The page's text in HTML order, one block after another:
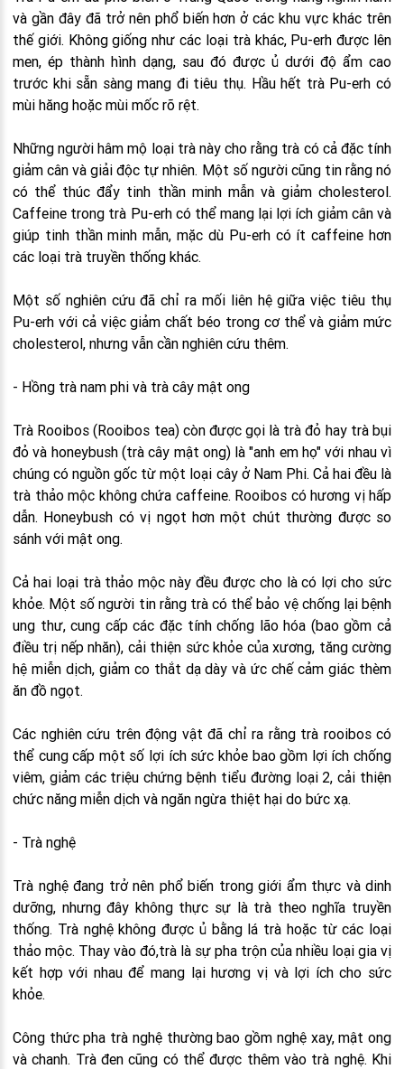
và gần đây đã trở nên phổ biến hơn ở các khu vực khác trên
thế giới. Không giống như các loại trà khác, Pu-erh được lên
men, ép thành hình dạng, sau đó được ủ dưới độ ẩm cao
trước khi sẵn sàng mang đi tiêu thụ. Hầu hết trà Pu-erh có
mùi hăng hoặc mùi mốc rõ rệt.
Những người hâm mộ loại trà này cho rằng trà có cả đặc tính
giảm cân và giải độc tự nhiên. Một số người cũng tin rằng nó
có thể thúc đẩy tinh thần minh mẫn và giảm cholesterol.
Caffeine trong trà Pu-erh có thể mang lại lợi ích giảm cân và
giúp tinh thần minh mẫn, mặc dù Pu-erh có ít caffeine hơn
các loại trà truyền thống khác.
Một số nghiên cứu đã chỉ ra mối liên hệ giữa việc tiêu thụ
Pu-erh với cả việc giảm chất béo trong cơ thể và giảm mức
cholesterol, nhưng vẫn cần nghiên cứu thêm.
- Hồng trà nam phi và trà cây mật ong
Trà Rooibos (Rooibos tea) còn được gọi là trà đỏ hay trà bụi
đỏ và honeybush (trà cây mật ong) là "anh em họ" với nhau vì
chúng có nguồn gốc từ một loại cây ở Nam Phi. Cả hai đều là
trà thảo mộc không chứa caffeine. Rooibos có hương vị hấp
dẫn. Honeybush có vị ngọt hơn một chút thường được so
sánh với mật ong.
Cả hai loại trà thảo mộc này đều được cho là có lợi cho sức
khỏe. Một số người tin rằng trà có thể bảo vệ chống lại bệnh
ung thư, cung cấp các đặc tính chống lão hóa (bao gồm cả
điều trị nếp nhăn), cải thiện sức khỏe của xương, tăng cường
hệ miễn dịch, giảm co thắt dạ dày và ức chế cảm giác thèm
ăn đồ ngọt.
Các nghiên cứu trên động vật đã chỉ ra rằng trà rooibos có
thể cung cấp một số lợi ích sức khỏe bao gồm lợi ích chống
viêm, giảm các triệu chứng bệnh tiểu đường loại 2, cải thiện
chức năng miễn dịch và ngăn ngừa thiệt hại do bức xạ.
- Trà nghệ
Trà nghệ đang trở nên phổ biến trong giới ẩm thực và dinh
dưỡng, nhưng đây không thực sự là trà theo nghĩa truyền
thống. Trà nghệ không được ủ bằng lá trà hoặc từ các loại
thảo mộc. Thay vào đó,trà là sự pha trộn của nhiều loại gia vị
kết hợp với nhau để mang lại hương vị và lợi ích cho sức
khỏe.
Công thức pha trà nghệ thường bao gồm nghệ xay, mật ong
và chanh. Trà đen cũng có thể được thêm vào trà nghệ. Khi